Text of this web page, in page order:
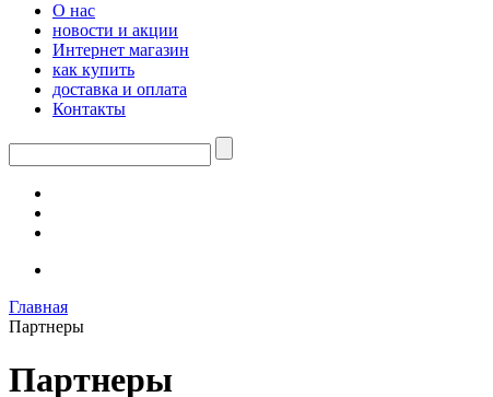
О нас
новости и акции
Интернет магазин
как купить
доставка и оплата
Контакты
Главная
Партнеры
Партнеры